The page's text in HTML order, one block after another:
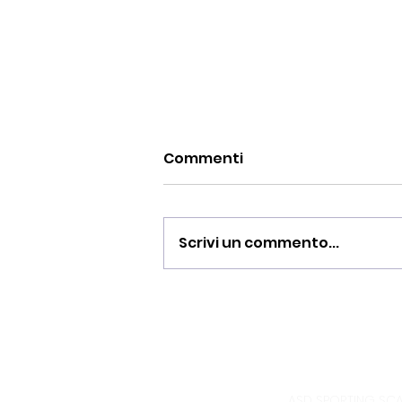
BUONA PASQUA 2026
Commenti
Scrivi un commento...